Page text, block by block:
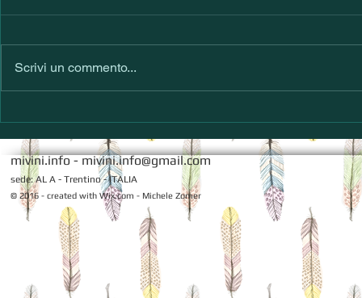
di Sopra
Scrivi un commento...
mivini.info - mivini.info@gmail.com
sede: AL A - Trentino - ITALIA
© 2016 - created with Wix.com - Michele Zomer